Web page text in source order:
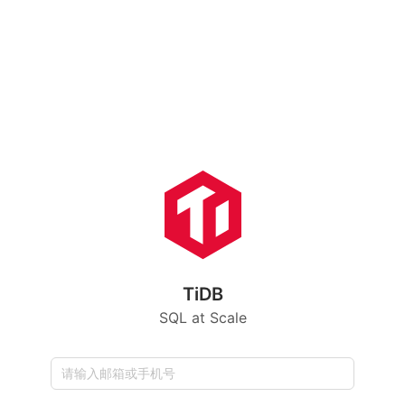
TiDB
SQL at Scale